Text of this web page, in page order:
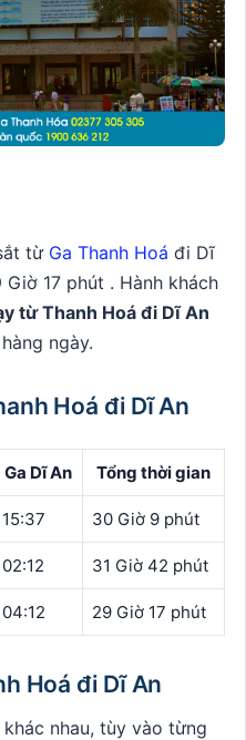
từ Ga Thanh Hoá đi Dĩ
17 phút . Hành khách
từ Thanh Hoá đi Dĩ An
ngày.
Hoá đi Dĩ An
Ga Dĩ An Tổng thời gian
15:37 30 Giờ 9 phút
02:12 31 Giờ 42 phút
04:12 29 Giờ 17 phút
Hoá đi Dĩ An
nhau, tùy vào từng